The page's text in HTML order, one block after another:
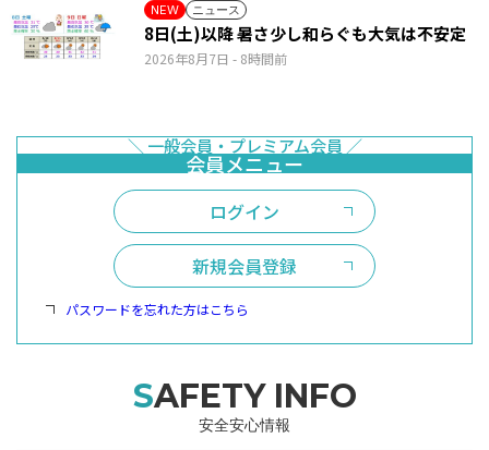
NEW ニュース
2026年8月7日 - 8時間前
8日(土)以降 暑さ少し和らぐも大気は不安定
ログイン
新規会員登録
パスワードを忘れた方はこちら
SAFETY INFO
安全安心情報